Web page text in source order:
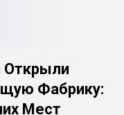
Открыли
Фабрику:
Мест